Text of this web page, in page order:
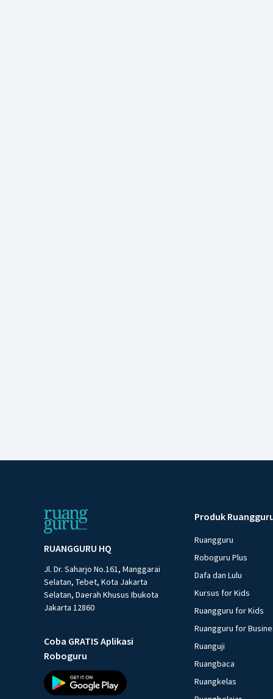
RUANGGURU HQ
Jl. Dr. Saharjo No.161, Manggarai
Selatan, Tebet, Kota Jakarta
Selatan, Daerah Khusus Ibukota
Jakarta 12860
Coba GRATIS Aplikasi
Roboguru
Produk
Ruangguru
Roboguru Plus
Dafa dan Lulu
Kursus for Kids
Ruangguru for Kids
Ruangguru for
Ruanguji
Ruangbaca
Ruangkelas